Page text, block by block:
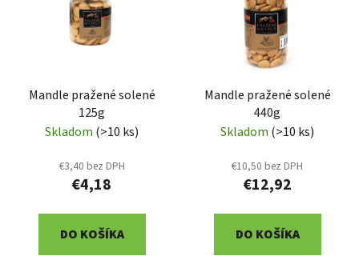
Mandle pražené solené
125g
Skladom (>10 ks)
€3,40 bez DPH
€4,18
DO KOŠÍKA
Mandle pražené solené
440g
Skladom (>10 ks)
€10,50 bez DPH
€12,92
DO KOŠÍKA